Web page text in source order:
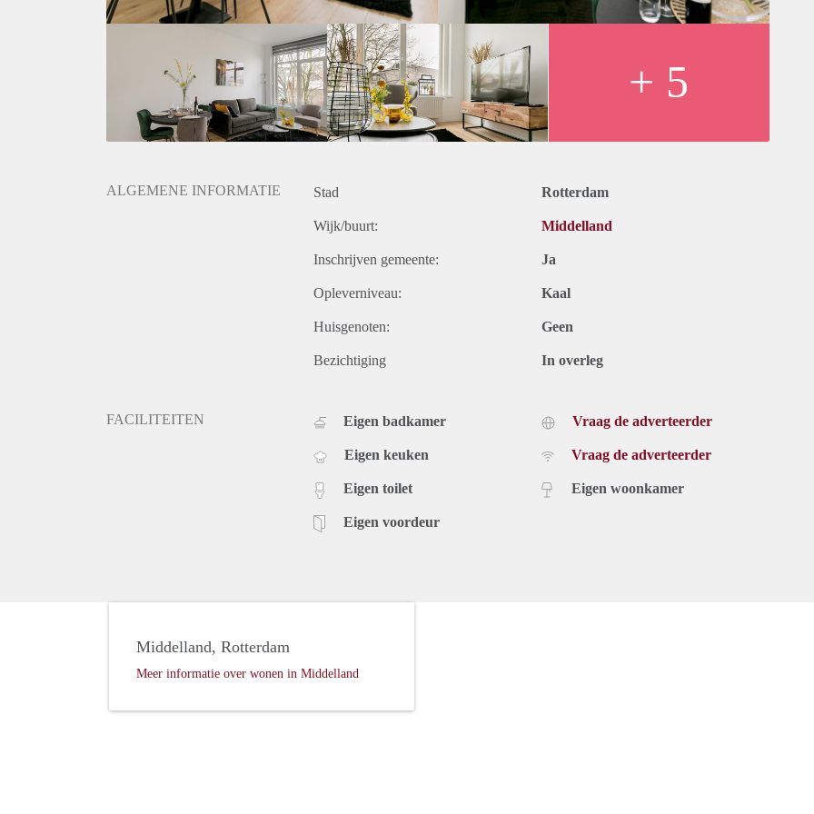
- Huurperiode 12 maanden met optie tot verlenging
- Waarborgsom 2 maanden
€ 895, - per maand exclusief g / w / e, kabel tv, internet, servicekosten en belastingen.
€ 1.015, - per maand inclusief g / w / e, kabel tv, internet, stoffering, meubilering, keukenapparatuur en
servicekosten. Exclusief belastingen.
Huurprijs op basis van een minimale huurperiode van 12 maanden, voor een kortere periode kan er sprake zijn van
+ 5
ALGEMENE INFORMATIE Stad Rotterdam
Wijk/buurt: Middelland
Inschrijven gemeente: Ja
Opleverniveau: Kaal
Huisgenoten: Geen
Bezichtiging In overleg
FACILITEITEN Eigen badkamer
Eigen keuken
Eigen toilet
Eigen voordeur
Vraag de adverteerder
Vraag de adverteerder
Eigen woonkamer
Middelland, Rotterdam
Meer informatie over wonen in Middelland